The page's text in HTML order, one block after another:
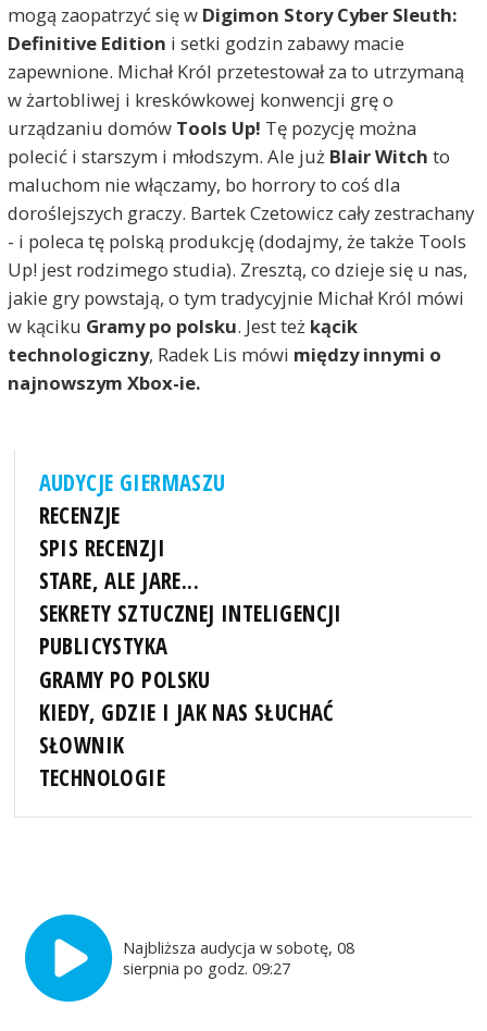
mogą zaopatrzyć się w Digimon Story Cyber Sleuth:
Definitive Edition i setki godzin zabawy macie
zapewnione. Michał Król przetestował za to utrzymaną
w żartobliwej i kreskówkowej konwencji grę o
urządzaniu domów Tools Up! Tę pozycję można
polecić i starszym i młodszym. Ale już Blair Witch to
maluchom nie włączamy, bo horrory to coś dla
doroślejszych graczy. Bartek Czetowicz cały zestrachany
- i poleca tę polską produkcję (dodajmy, że także Tools
Up! jest rodzimego studia). Zresztą, co dzieje się u nas,
jakie gry powstają, o tym tradycyjnie Michał Król mówi
w kąciku Gramy po polsku. Jest też kącik
technologiczny, Radek Lis mówi między innymi o
najnowszym Xbox-ie.
AUDYCJE GIERMASZU
RECENZJE
SPIS RECENZJI
STARE, ALE JARE...
SEKRETY SZTUCZNEJ INTELIGENCJI
PUBLICYSTYKA
GRAMY PO POLSKU
KIEDY, GDZIE I JAK NAS SŁUCHAĆ
SŁOWNIK
TECHNOLOGIE
Najbliższa audycja w sobotę, 08
sierpnia po godz. 09:27